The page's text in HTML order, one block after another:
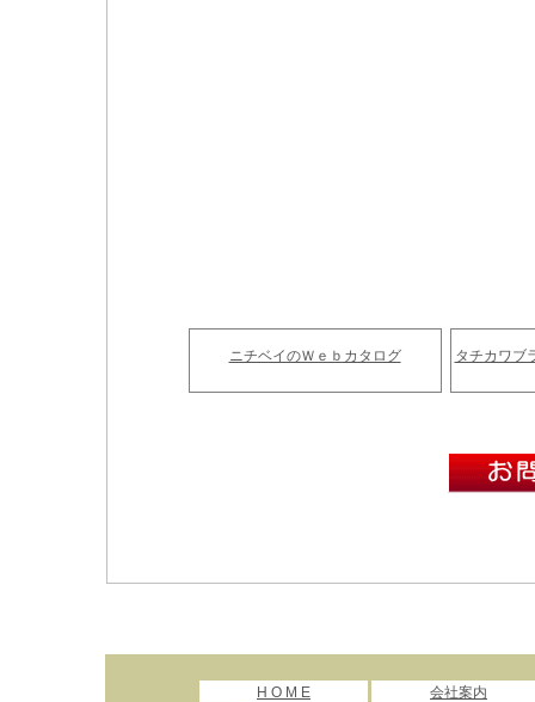
ニチベイのＷｅｂカタログ タチカワブ
H O M E
会社案内